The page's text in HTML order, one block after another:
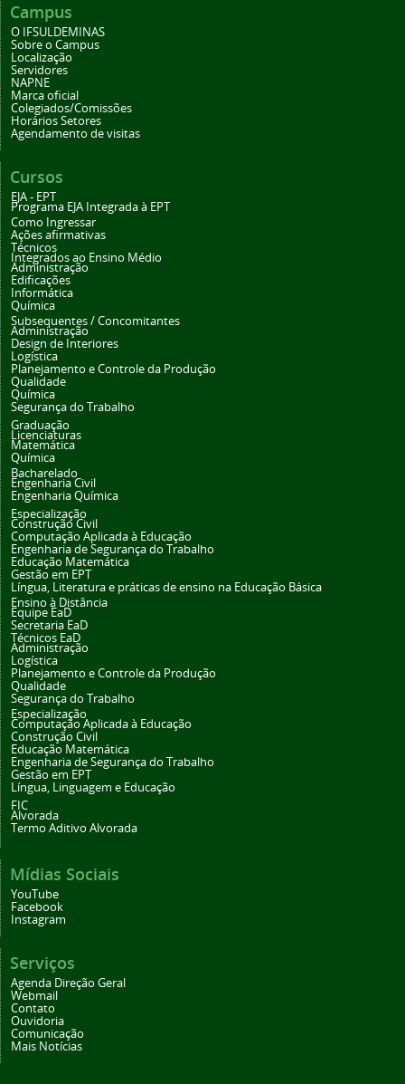
Campus
O IFSULDEMINAS
Sobre o Campus
Localização
Servidores
NAPNE
Marca oficial
Colegiados/Comissões
Horários Setores
Agendamento de visitas
Cursos
EJA - EPT
Programa EJA Integrada à EPT
Como Ingressar
Ações afirmativas
Técnicos
Integrados ao Ensino Médio
Administração
Edificações
Informática
Química
Subsequentes / Concomitantes
Administração
Design de Interiores
Logística
Planejamento e Controle da Produção
Qualidade
Química
Segurança do Trabalho
Graduação
Licenciaturas
Matemática
Química
Bacharelado
Engenharia Civil
Engenharia Química
Especialização
Construção Civil
Computação Aplicada à Educação
Engenharia de Segurança do Trabalho
Educação Matemática
Gestão em EPT
Língua, Literatura e práticas de ensino na Educação Básica
Ensino à Distância
Equipe EaD
Secretaria EaD
Técnicos EaD
Administração
Logística
Planejamento e Controle da Produção
Qualidade
Segurança do Trabalho
Especialização
Computação Aplicada à Educação
Construção Civil
Educação Matemática
Engenharia de Segurança do Trabalho
Gestão em EPT
Língua, Linguagem e Educação
FIC
Alvorada
Termo Aditivo Alvorada
Mídias Sociais
YouTube
Facebook
Instagram
Serviços
Agenda Direção Geral
Webmail
Contato
Ouvidoria
Comunicação
Mais Notícias